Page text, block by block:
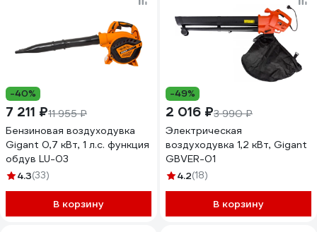
-40%
7 211 ₽11 955 ₽
Бензиновая воздуходувка
Gigant 0,7 кВт, 1 л.с. функция
обдув LU-03
4.3(33)
В корзину
-49%
2 016 ₽3 990 ₽
Электрическая
воздуходувка 1,2 кВт, Gigant
GBVER-01
4.2(18)
В корзину